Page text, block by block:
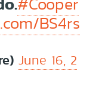
BS4rs
June 16, 2